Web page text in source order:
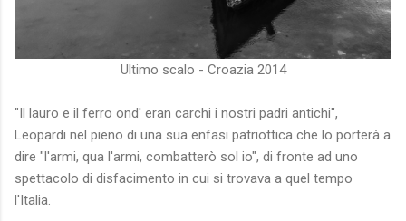
Ultimo scalo - Croazia 2014
"Il lauro e il ferro ond' eran carchi i nostri padri antichi",
Leopardi nel pieno di una sua enfasi patriottica che lo porterà a
dire "l'armi, qua l'armi, combatterò sol io", di fronte ad uno
spettacolo di disfacimento in cui si trovava a quel tempo
l'Italia.